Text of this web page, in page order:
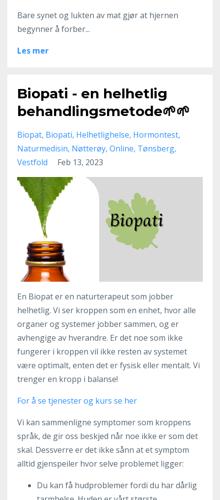
Bare synet og lukten av mat gjør at hjernen
begynner å forber...
Les mer
Biopati - en helhetlig
behandlingsmetode🌱🌱
Biopat Biopati Helhetlighelse Hormontest
Naturmedisin Nøtterøy Online Tønsberg
Vestfold
Feb 13, 2023
En Biopat er en naturterapeut som jobber
helhetlig. Vi ser kroppen som en enhet, hvor alle
organer og systemer jobber sammen, og er
avhengige av hverandre. Er det noe som ikke
fungerer i kroppen vil ikke resten av systemet
være optimalt, enten det er fysisk eller mentalt. Vi
trenger en kropp i balanse!
For å se tjenester og kurs se her
Vi kan sammenligne symptomer som kroppens
språk, de gir oss beskjed når noe ikke er som det
skal. Dessverre er det ikke sånn at et symptom
alltid gjenspeiler hvor selve problemet ligger:
Du kan få hudproblemer fordi du har dårlig